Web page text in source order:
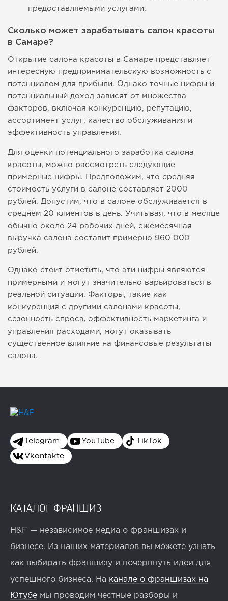
предоставляемыми услугами.
Сколько может зарабатывать салон красоты
в Самаре?
Открытие салона красоты в Самаре представляет
интересную предпринимательскую возможность с
потенциалом для прибыли. Однако точные цифры и
потенциальный доход зависят от множества
факторов, включая конкуренцию, репутацию,
ассортимент услуг, качество обслуживания и
эффективность управления.
Для оценки потенциального заработка салона
красоты, можно рассмотреть следующие
примерные цифры. Предположим, что средняя
стоимость услуги в салоне составляет 2000
рублей. Допустим, что в салоне обслуживается в
среднем 20 клиентов в день. Учитывая, что в месяце
обычно около 24 рабочих дней, ежемесячная
выручка салона составит примерно 960 000
рублей.
Однако стоит отметить, что эти цифры являются
примерными и могут значительно варьироваться в
реальной ситуации. Факторы, такие как
конкуренция с другими салонами красоты,
сезонность спроса, эффективность маркетинга и
управления расходами, могут оказывать
существенное влияние на финансовые результаты
салона.
Telegram YouTube TikTok
Vkontakte
КАТАЛОГ ФРАНШИЗ
H&F — независимое медиа о франшизах и
бизнесе. Из наших материалов вы можете узнать
как выбирать франшизу и почерпнуть идеи для
успешного бизнеса. На канале о франшизах на
Ютубе мы проводим честные разборы и